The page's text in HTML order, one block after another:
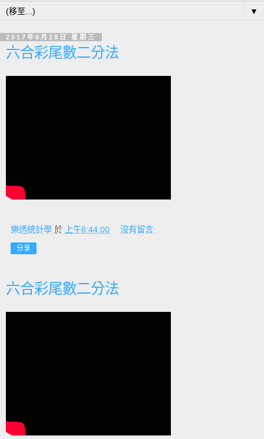
▼
2017年6月28日 星期三
六合彩尾數二分法
樂透統計學 於 上午8:44:00 沒有留言:
分享
六合彩尾數二分法